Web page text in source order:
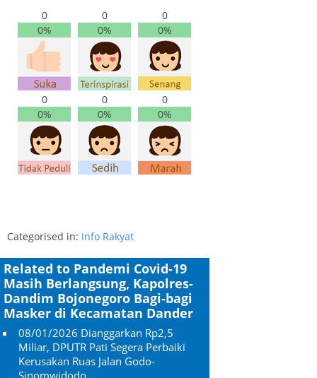
0
0%
0
0%
0
0%
0
0%
0
0%
0
0%
Categorised in: Info Rakyat
Related to Pandemi Covid-19
Masih Berlangsung, Kapolres-
Dandim Bojonegoro Bagi-bagi
Masker di Kecamatan Dander
08/01/2026 Dianggarkan Rp2,5
Miliar, DPUTR Pati Segera Perbaiki
Kerusakan Ruas Jalan Godo-